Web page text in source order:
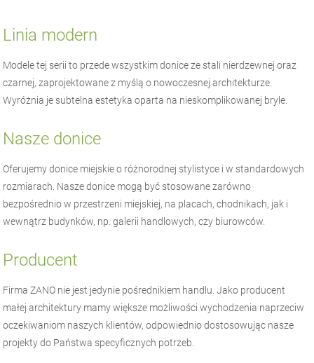
Linia modern
Modele tej serii to przede wszystkim donice ze stali nierdzewnej oraz
czarnej, zaprojektowane z myślą o nowoczesnej architekturze.
Wyróżnia je subtelna estetyka oparta na nieskomplikowanej bryle.
Nasze donice
Oferujemy donice miejskie o różnorodnej stylistyce i w standardowych
rozmiarach. Nasze donice mogą być stosowane zarówno
bezpośrednio w przestrzeni miejskiej, na placach, chodnikach, jak i
wewnątrz budynków, np. galerii handlowych, czy biurowców.
Producent
FirmaZANO nie jest jedynie pośrednikiem handlu. Jako producent
małej architektury mamy większe możliwości wychodzenia naprzeciw
oczekiwaniom naszych klientów, odpowiednio dostosowując nasze
projekty do Państwa specyficznych potrzeb.